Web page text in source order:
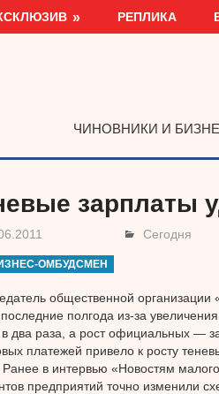
РЕПЛИКА
ЧИНОВНИКИ И
зарплаты
Сегодня
ОМБУДСМЕН
общественной
последние полгода из-за
два раза, а рост официальных —
платежей привело к росту
Ранее в интервью «Новостям
предприятий точно изменили